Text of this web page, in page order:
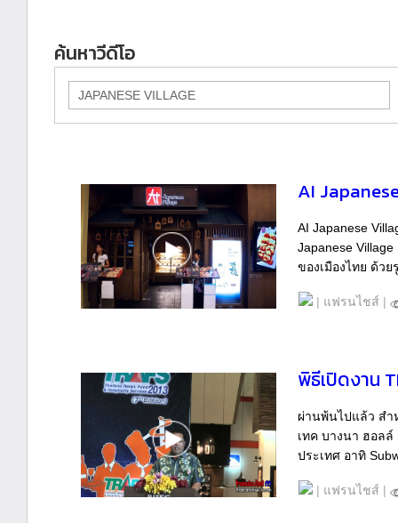
ค้นหาวีดีโอ
AI
AI Japanese
Japanese
ของเมืองไทย ด้ว
| แฟรนไชส์ |
พิธีเปิดงาน
ผ่านพ้นไปแล้ว สำ
เทค บางนา ฮอล
ประเทศ อาทิ
| แฟรนไชส์ |